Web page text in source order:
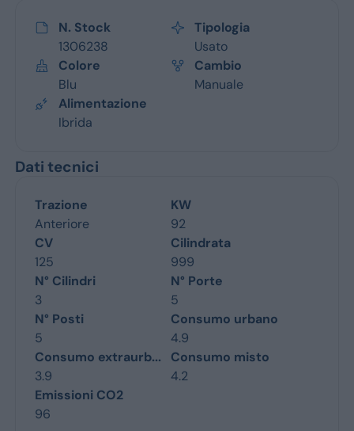
N. Stock
1306238
Tipologia
Usato
Colore
Blu
Cambio
Manuale
Alimentazione
Ibrida
Dati tecnici
Trazione
Anteriore
KW
92
CV
125
Cilindrata
999
N° Cilindri
3
N° Porte
5
N° Posti
5
Consumo urbano
4.9
Consumo extraurb...
3.9
Consumo misto
4.2
Emissioni CO2
96